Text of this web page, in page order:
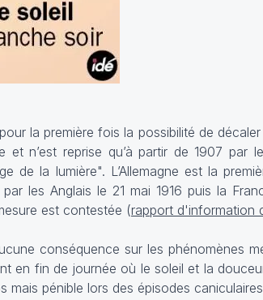
la première fois la possibilité de
et n’est reprise qu’à partir de 1907 par
de la lumière". L’Allemagne est la
les Anglais le 21 mai 1916 puis la
est contestée (rapport d'information
conséquence sur les phénomènes
en fin de journée où le soleil et la
mais pénible lors des épisodes